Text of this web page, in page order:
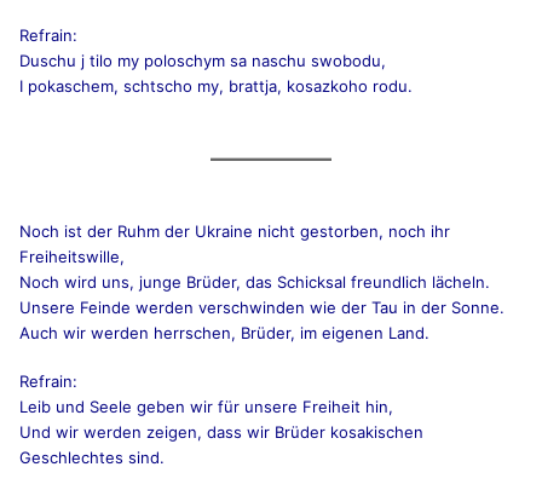
Refrain:
Duschu j tilo my poloschym sa naschu swobodu,
I pokaschem, schtscho my, brattja, kosazkoho rodu.
Noch ist der Ruhm der Ukraine nicht gestorben, noch ihr
Freiheitswille,
Noch wird uns, junge Brüder, das Schicksal freundlich lächeln.
Unsere Feinde werden verschwinden wie der Tau in der Sonne.
Auch wir werden herrschen, Brüder, im eigenen Land.
Refrain:
Leib und Seele geben wir für unsere Freiheit hin,
Und wir werden zeigen, dass wir Brüder kosakischen
Geschlechtes sind.